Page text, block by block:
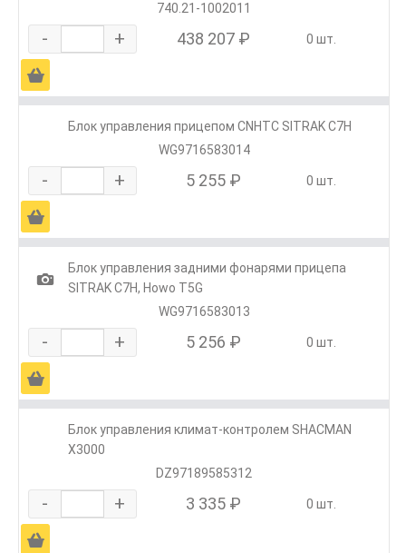
740.21-1002011
- + 438 207 ₽ 0 шт.
Ä
Блок управления прицепом CNHTC SITRAK C7H
WG9716583014
- + 5 255 ₽ 0 шт.
Ä
1
Блок управления задними фонарями прицепа
SITRAK C7H, Howo T5G
WG9716583013
- + 5 256 ₽ 0 шт.
Ä
Блок управления климат-контролем SHACMAN
X3000
DZ97189585312
- + 3 335 ₽ 0 шт.
Ä